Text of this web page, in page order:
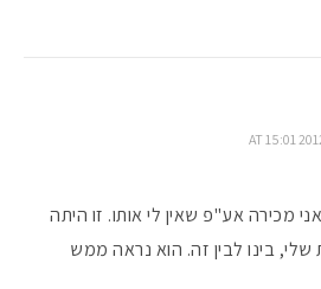
מכירה אע"פ שאין לי אותו. זו היתה
בינו לבין זה. הוא נראה ממש